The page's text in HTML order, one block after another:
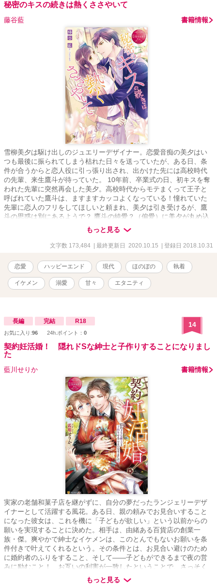
秘密のキスの続きは熱くささやいて
藤谷藍 書籍情報
雪柳美夕は駆け出しのジュエリーデザイナー。恋愛音痴の美夕はい
つも最後に振られてしまう枯れた日々を送っていたが、ある日、条
件が合うからと恋人役に引っ張り出され、出かけた先には高校時代
の先輩、来生鷹斗が待っていた。 10年前、卒業式の日、初キスを奪
われた先輩に突然再会した美夕。高校時代からモテまくって王子と
呼ばれていた鷹斗は、ますますカッコよくなっている！憧れていた
先輩に恋人のフリをしてほしいと頼まれ、美夕は引き受けるが、鷹
斗の思惑は別にあるようで？ 鷹斗の純愛？（偏愛）に美夕が丸め込
もっと見る
文字数 173,484 | 最終更新日 2020.10.15 | 登録日 2018.10.31
恋愛 ハッピーエンド 現代 ほのぼの 執着
イケメン 溺愛 甘々 エタニティ
長編 完結 R18
お気に入り:96 24h.ポイント： 0
14
契約妊活婚！ 隠れドSな紳士と子作りすることになりまし
た
藍川せりか 書籍情報
実家の老舗和菓子店を継がずに、自分の夢だったランジェリーデザ
イナーとして活躍する風花。ある日、親の頼みでお見合いすること
になった彼女は、これを機に「子どもが欲しい」という以前からの
願いを実現することに決めた。相手は、由緒ある百貨店の創業一
族・傑。爽やかで紳士なイケメンは、このとんでもないお願いを条
件付きで叶えてくれるという。その条件とは、お見合い避けのため
に婚約者のふりをすること、そして――子どもができるまで夜の営
みに励むこと！ お互いの利害が一致したということで、さっそく
子作りを始める風花だったが、紳士的な態度とは裏腹に、毎回激し
もっと見る